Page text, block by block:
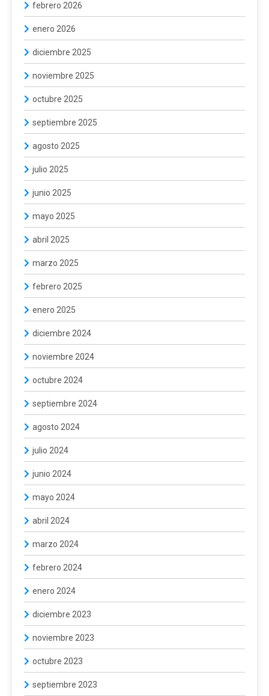
febrero 2026
enero 2026
diciembre 2025
noviembre 2025
octubre 2025
septiembre 2025
agosto 2025
julio 2025
junio 2025
mayo 2025
abril 2025
marzo 2025
febrero 2025
enero 2025
diciembre 2024
noviembre 2024
octubre 2024
septiembre 2024
agosto 2024
julio 2024
junio 2024
mayo 2024
abril 2024
marzo 2024
febrero 2024
enero 2024
diciembre 2023
noviembre 2023
octubre 2023
septiembre 2023